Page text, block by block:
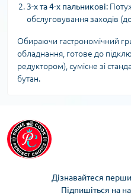
3-х та 4-х пальникові:
обслуговування заходів
Обираючи гастрономічний
обладнання, готове до
редуктором), сумісне зі
бутан.
Дізнавайтеся
Підпишіться на